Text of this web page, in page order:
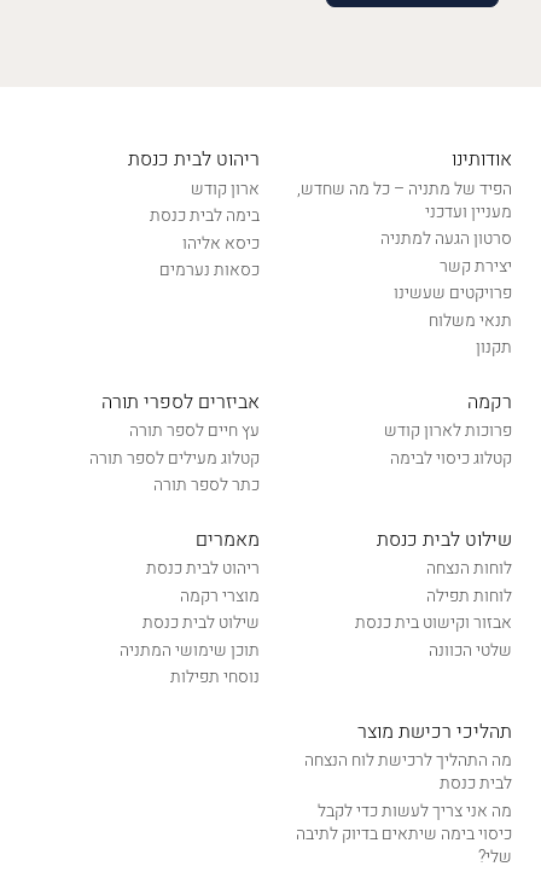
אודותינו
הפיד של מתניה – כל מה שחדש,
מעניין ועדכני
סרטון הגעה למתניה
יצירת קשר
פרויקטים שעשינו
תנאי משלוח
תקנון
ריהוט לבית כנסת
ארון קודש
בימה לבית כנסת
כיסא אליהו
כסאות נערמים
רקמה
פרוכות לארון קודש
קטלוג כיסוי לבימה
אביזרים לספרי תורה
עץ חיים לספר תורה
קטלוג מעילים לספר תורה
כתר לספר תורה
שילוט לבית כנסת
לוחות הנצחה
לוחות תפילה
אבזור וקישוט בית כנסת
שלטי הכוונה
מאמרים
ריהוט לבית כנסת
מוצרי רקמה
שילוט לבית כנסת
תוכן שימושי המתניה
נוסחי תפילות
תהליכי רכישת מוצר
מה התהליך לרכישת לוח הנצחה
לבית כנסת
מה אני צריך לעשות כדי לקבל
כיסוי בימה שיתאים בדיוק לתיבה
שלי?